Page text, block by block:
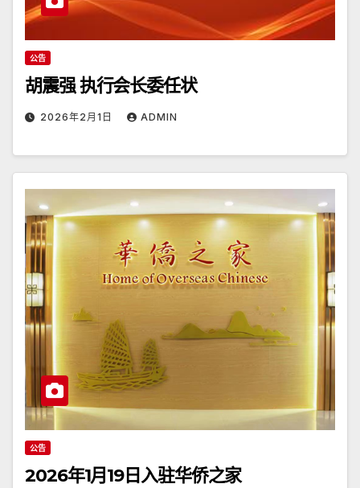
公告
胡震强 执行会长委任状
2026年2月1日 ADMIN
公告
2026年1月19日入驻华侨之家